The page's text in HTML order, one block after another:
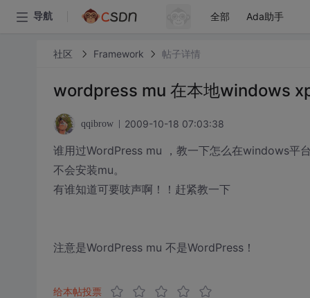
导航 全部 Ada助手
社区 Framework 帖子详情
wordpress mu 在本地windows
qqibrow 2009-10-18 07:03:38
谁用过WordPress mu ，教一下怎么在windows平
不会安装mu。
有谁知道可要吱声啊！！赶紧教一下
注意是WordPress mu 不是WordPress！
给本帖投票